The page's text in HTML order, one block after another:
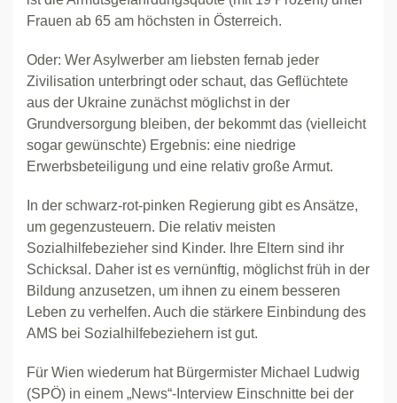
Frauen ab 65 am höchsten in Österreich.
Oder: Wer Asylwerber am liebsten fernab jeder
Zivilisation unterbringt oder schaut, das Geflüchtete
aus der Ukraine zunächst möglichst in der
Grundversorgung bleiben, der bekommt das (vielleicht
sogar gewünschte) Ergebnis: eine niedrige
Erwerbsbeteiligung und eine relativ große Armut.
In der schwarz-rot-pinken Regierung gibt es Ansätze,
um gegenzusteuern. Die relativ meisten
Sozialhilfebezieher sind Kinder. Ihre Eltern sind ihr
Schicksal. Daher ist es vernünftig, möglichst früh in der
Bildung anzusetzen, um ihnen zu einem besseren
Leben zu verhelfen. Auch die stärkere Einbindung des
AMS bei Sozialhilfebeziehern ist gut.
Für Wien wiederum hat Bürgermister Michael Ludwig
(SPÖ) in einem „News“-Interview Einschnitte bei der